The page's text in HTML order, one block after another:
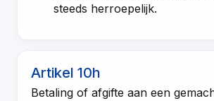
steeds herroepelijk.
Artikel 10h
Betaling of afgifte aan een